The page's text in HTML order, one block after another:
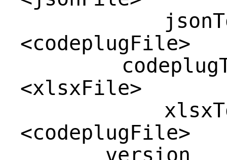
<codeplugFile>
<xlsxFile>
<codeplugFile>
version